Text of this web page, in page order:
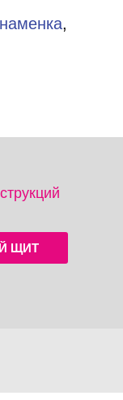
,
ЩИТ